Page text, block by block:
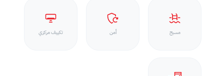
مسبح أمن تكييف مركزي